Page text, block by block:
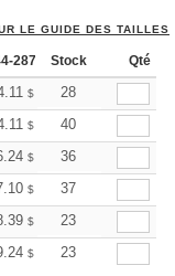
LE GUIDE DES TAILLES
287 288 + Plus
Stock Qté
$ 13.87
28
$ 13.87
40
$ 15.96
36
$ 16.80
37
$ 18.07
23
$ 18.91
23